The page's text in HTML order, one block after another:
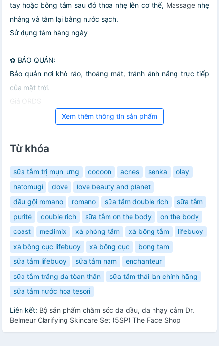
tay hoặc bông tắm sau đó thoa nhẹ lên cơ thể, Massage nhẹ
nhàng và tắm lại bằng nước sạch.
Sử dụng tắm hàng ngày
✿ BẢO QUẢN:
Bảo quản nơi khô ráo, thoáng mát, tránh ánh nắng trực tiếp
của mặt trời.
Giá ORDS
Xem thêm thông tin sản phẩm
Từ khóa
sữa tắm trị mụn lưng cocoon acnes senka
olay
hatomugi
dove
love beauty and planet
dầu gội romano
romano sữa tắm double rich
sữa tắm
purité
double rich sữa tắm on the body
on the body
coast
medimix xà phòng tắm xà bông tắm
lifebuoy
xà bông cục lifebuoy
xà bông cục
bong tam
sữa tắm lifebuoy
sữa tắm nam
enchanteur
sữa tắm trắng da tòan thân
sữa tắm thái lan chính hãng
sữa tắm nước hoa tesori
Liên kết: Bộ sản phẩm chăm sóc da dầu, da nhạy cảm Dr.
Belmeur Clarifying Skincare Set (5SP) The Face Shop